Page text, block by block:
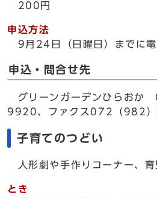
200円
申込方法
9月24日（日曜日）までに電
申込・問合せ先
グリーンガーデンひらおか
9920、ファクス072（982
子育てのつどい
人形劇や手作りコーナー、育
とき